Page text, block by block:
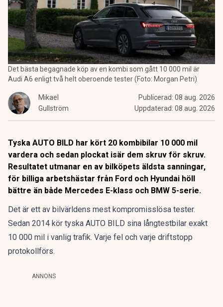
Det bästa begagnade köp av en kombi som gått 10 000 mil är
Audi A6 enligt två helt oberoende tester (Foto: Morgan Petri)
Mikael
Gullström
Publicerad: 08 aug. 2026
Uppdaterad: 08 aug. 2026
Tyska AUTO BILD har kört 20 kombibilar 10 000 mil
vardera och sedan plockat isär dem skruv för skruv.
Resultatet utmanar en av bilköpets äldsta sanningar,
för billiga arbetshästar från Ford och Hyundai höll
bättre än både Mercedes E-klass och BMW 5-serie.
Det är ett av bilvärldens mest kompromisslösa tester.
Sedan 2014 kör tyska AUTO BILD sina långtestbilar exakt
10 000 mil i vanlig trafik. Varje fel och varje driftstopp
protokollförs.
ANNONS